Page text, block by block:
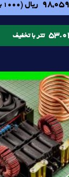
ریال (1000 به بالا)
تتر با تخفیف